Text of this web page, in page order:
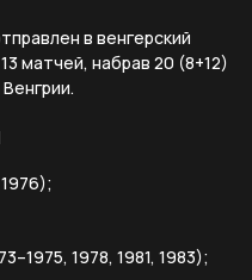
в венгерский
матчей, набрав 20 (8+12)
1978, 1981, 1983);